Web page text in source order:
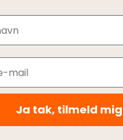
0,0
Ja tak, tilmeld mig